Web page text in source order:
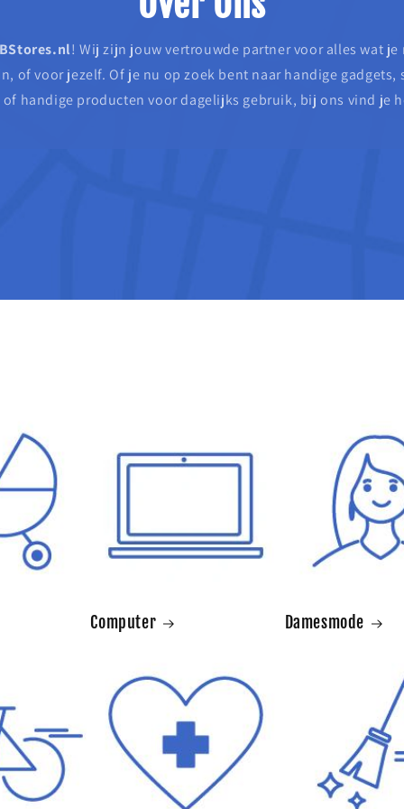
! Wij zijn jouw vertrouwde partner voor alles wat
of voor jezelf. Of je nu op zoek bent naar handige
of handige producten voor dagelijks gebruik, bij ons vind je
Computer Damesmode